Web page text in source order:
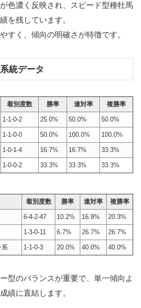
色濃く反映され、スピード型種牡馬
を残しています。
すく、傾向の明確さが特徴です。
統データ
着別度数 勝率 連対率 複勝率
1-1-0-2 25.0% 50.0% 50.0%
1-1-0-0 50.0% 100.0% 100.0%
1-0-1-4 16.7% 16.7% 33.3%
1-0-0-2 33.3% 33.3% 33.3%
着別度数 勝率 連対率 複勝率
6-4-2-47 10.2% 16.9% 20.3%
1-3-0-11 6.7% 26.7% 26.7%
1-1-0-3 20.0% 40.0% 40.0%
型のバランスが重要で、単一傾向よ
績に直結します。